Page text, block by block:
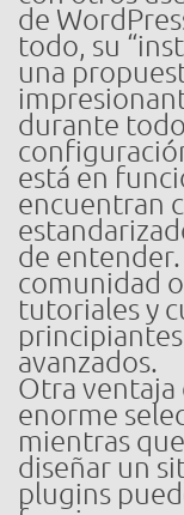
de
todo, su
una
durante
está en
encuentran
de entender.
comunidad
tutoriales y
avanzados.
Otra ventaja
enorme
mientras
diseñar un
plugins